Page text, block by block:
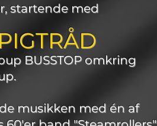
startende med
BUSSTOP omkring
musikken med én af